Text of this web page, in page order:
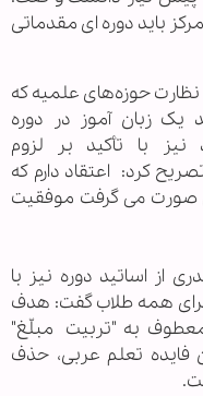
باید دوره ای مقدماتی
نظارت حوزه‌های علمیه که
یک زبان آموز در دوره
با تأکید بر لزوم
تصریح کرد: اعتقاد دارم که
صورت می گرفت موفقیت
از اساتید دوره نیز با
برای همه طلاب گفت: هدف
معطوف به "تربیت مبلّغ"
فایده تعلم عربی، حذف